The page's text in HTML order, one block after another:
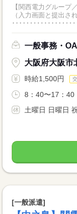
【関西電力グループ
（入力画面と提出さ
･････････････････
一般事務・
大阪府大阪市
時給1,500円
8：40〜17：
土曜日 日曜日
[一般派遣]